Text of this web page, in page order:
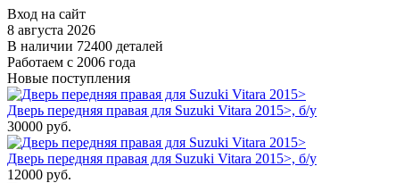
Вход на сайт
8 августа 2026
В наличии 72400 деталей
Работаем с 2006 года
Новые поступления
Дверь передняя правая для Suzuki Vitara 2015>, б/у
30000 руб.
Дверь передняя правая для Suzuki Vitara 2015>, б/у
12000 руб.